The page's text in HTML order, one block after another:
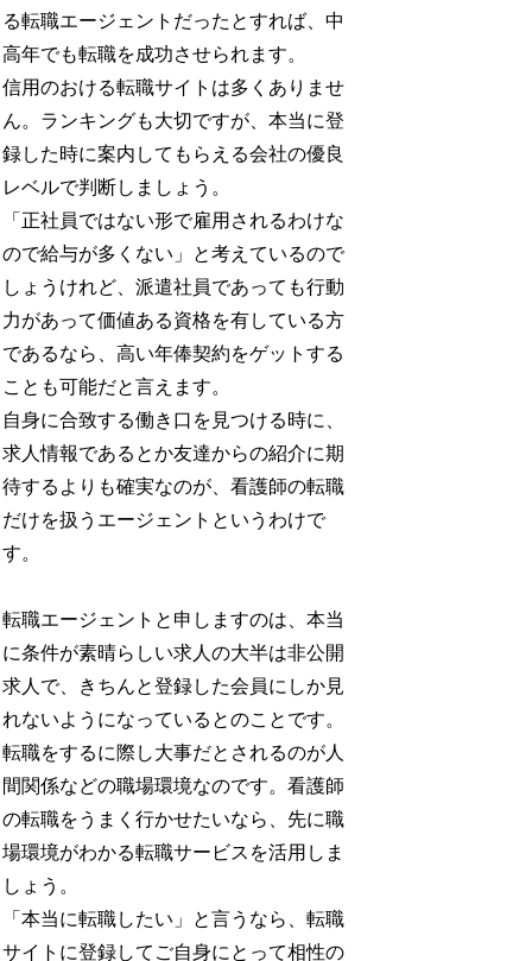
る転職エージェントだったとすれば、中
高年でも転職を成功させられます。
信用のおける転職サイトは多くありませ
ん。ランキングも大切ですが、本当に登
録した時に案内してもらえる会社の優良
レベルで判断しましょう。
「正社員ではない形で雇用されるわけな
ので給与が多くない」と考えているので
しょうけれど、派遣社員であっても行動
力があって価値ある資格を有している方
であるなら、高い年俸契約をゲットする
ことも可能だと言えます。
自身に合致する働き口を見つける時に、
求人情報であるとか友達からの紹介に期
待するよりも確実なのが、看護師の転職
だけを扱うエージェントというわけで
す。
転職エージェントと申しますのは、本当
に条件が素晴らしい求人の大半は非公開
求人で、きちんと登録した会員にしか見
れないようになっているとのことです。
転職をするに際し大事だとされるのが人
間関係などの職場環境なのです。看護師
の転職をうまく行かせたいなら、先に職
場環境がわかる転職サービスを活用しま
しょう。
「本当に転職したい」と言うなら、転職
サイトに登録してご自身にとって相性の